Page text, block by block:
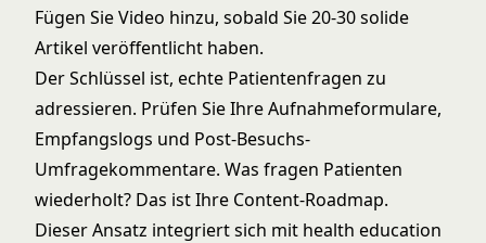
Fügen Sie Video hinzu, sobald Sie 20-30 solide
Artikel veröffentlicht haben.
Der Schlüssel ist, echte Patientenfragen zu
adressieren. Prüfen Sie Ihre Aufnahmeformulare,
Empfangslogs und Post-Besuchs-
Umfragekommentare. Was fragen Patienten
wiederholt? Das ist Ihre Content-Roadmap.
Dieser Ansatz integriert sich mit health education